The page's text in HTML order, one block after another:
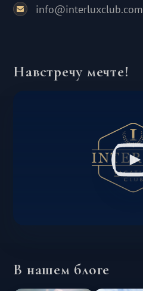
info@interluxclub.com
Навстречу мечте!
В нашем блоге